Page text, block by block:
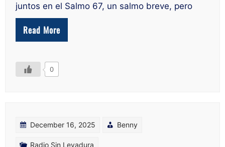
juntos en el Salmo 67, un salmo breve, pero
Read More
0
December 16, 2025 Benny
Radio Sin Levadura